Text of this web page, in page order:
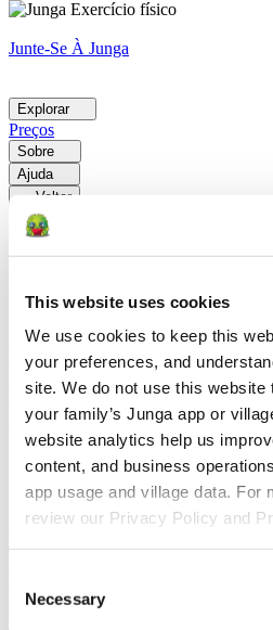
This website uses cookies
We use cookies to keep this
your preferences, and
site. We do not use this website
your family’s Junga app or
website analytics help us
content, and business
app usage and village data. For
review our Privacy Policy and
Selection
Necessary
Junte-Se À Junga
Explorar
Preços
Sobre
Ajuda
Voltar
Explorar
Soluções
Para Os PaisAprenda como os pais
EducadoresSaiba como os
do Junga.
Para TerapeutasSaiba
a promover ambientes positivos em
Sociais Saiba como os grupos sociais
comunidade com Junga.
Comparar
Junga x Greenlight
O Greenlight
supervisionado com ferramentas
domésticas e carteiras de investimentos.
ClassDojo ajuda professores, alunos